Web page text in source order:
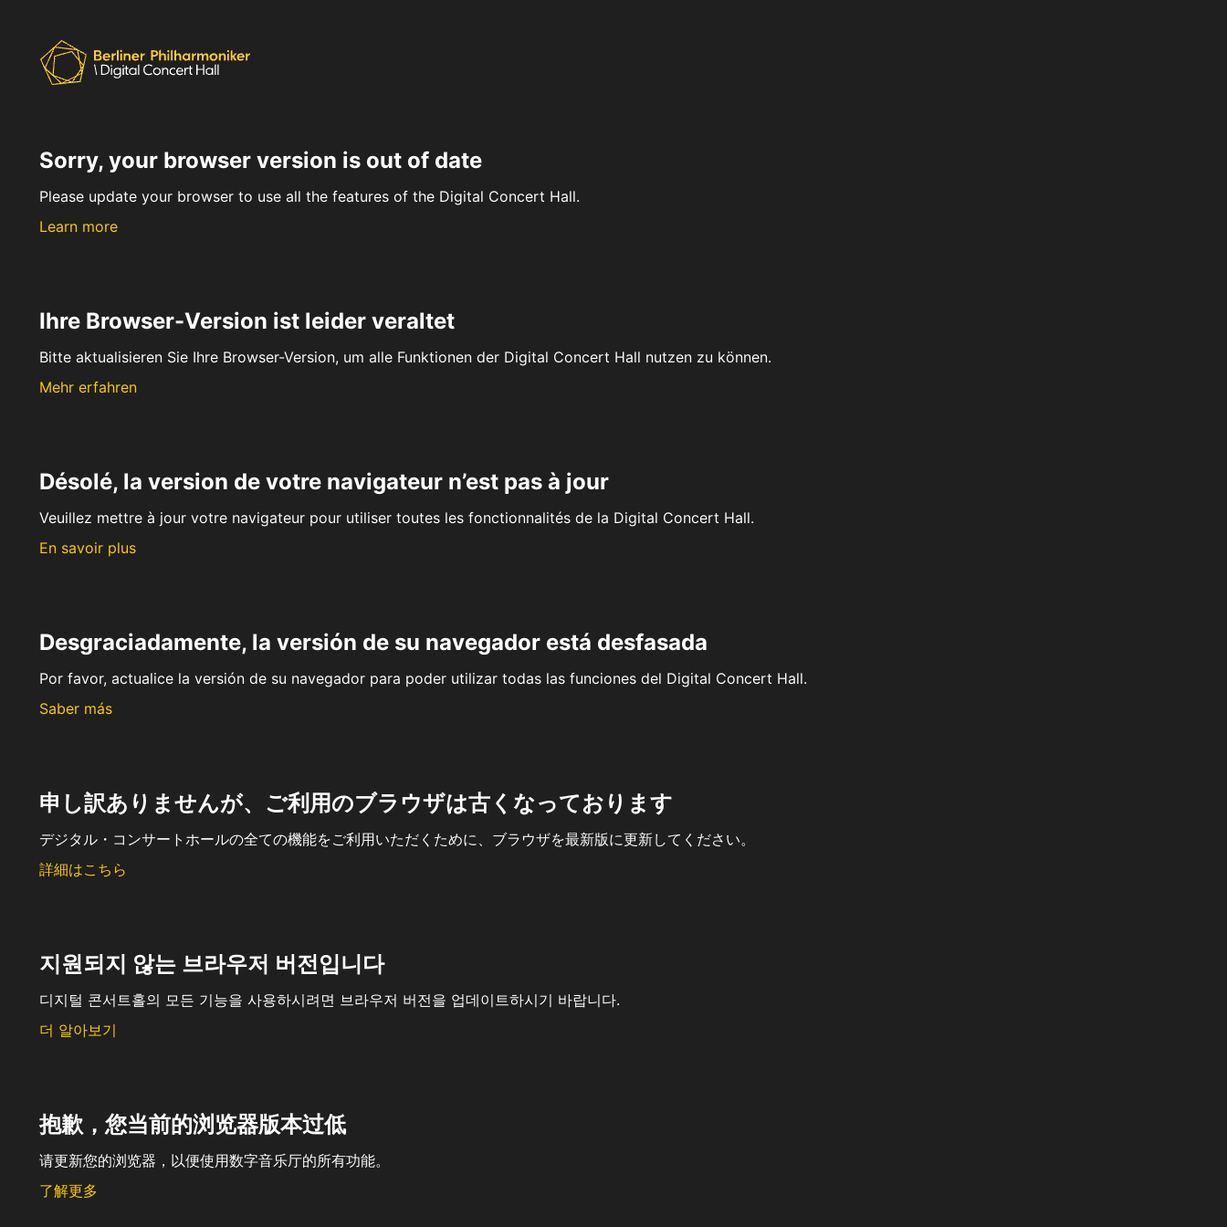
Sorry, your browser version is out of date
Please update your browser to use all the features of the Digital Concert Hall.
Learn more
Ihre Browser-Version ist leider veraltet
Bitte aktualisieren Sie Ihre Browser-Version, um alle Funktionen der Digital Concert Hall nutzen zu können.
Mehr erfahren
Désolé, la version de votre navigateur n’est pas à jour
Veuillez mettre à jour votre navigateur pour utiliser toutes les fonctionnalités de la Digital Concert Hall.
En savoir plus
Desgraciadamente, la versión de su navegador está desfasada
Por favor, actualice la versión de su navegador para poder utilizar todas las funciones del Digital Concert Hall.
Saber más
申し訳ありませんが、ご利用のブラウザは古くなっております
デジタル・コンサートホールの全ての機能をご利用いただくために、ブラウザを最新版に更新してください。
詳細はこちら
지원되지 않는 브라우저 버전입니다
디지털 콘서트홀의 모든 기능을 사용하시려면 브라우저 버전을 업데이트하시기 바랍니다.
더 알아보기
抱歉，您当前的浏览器版本过低
请更新您的浏览器，以便使用数字音乐厅的所有功能。
了解更多